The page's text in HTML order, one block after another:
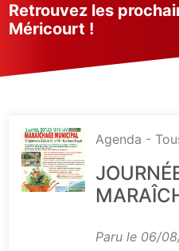
Retrouvez les
Méricourt !
Agenda -
Paru le 06/